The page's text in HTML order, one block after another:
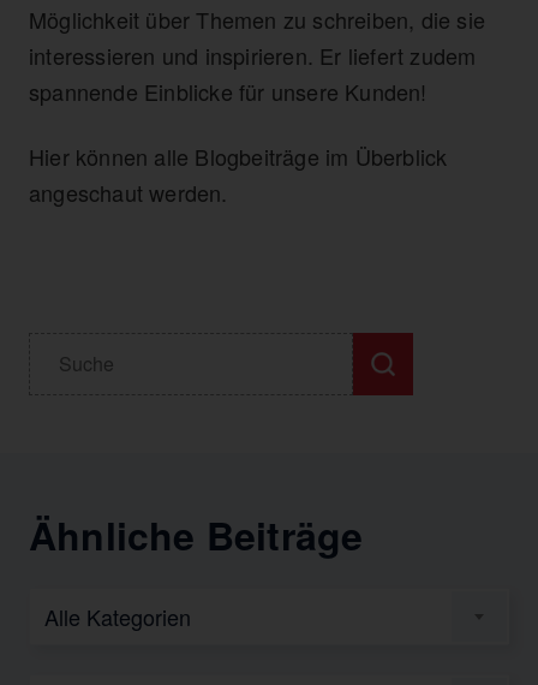
Möglichkeit über Themen zu schreiben, die sie
interessieren und inspirieren. Er liefert zudem
spannende Einblicke für unsere Kunden!
Hier können alle Blogbeiträge im Überblick
angeschaut werden.
Ähnliche Beiträge
Alle Kategorien